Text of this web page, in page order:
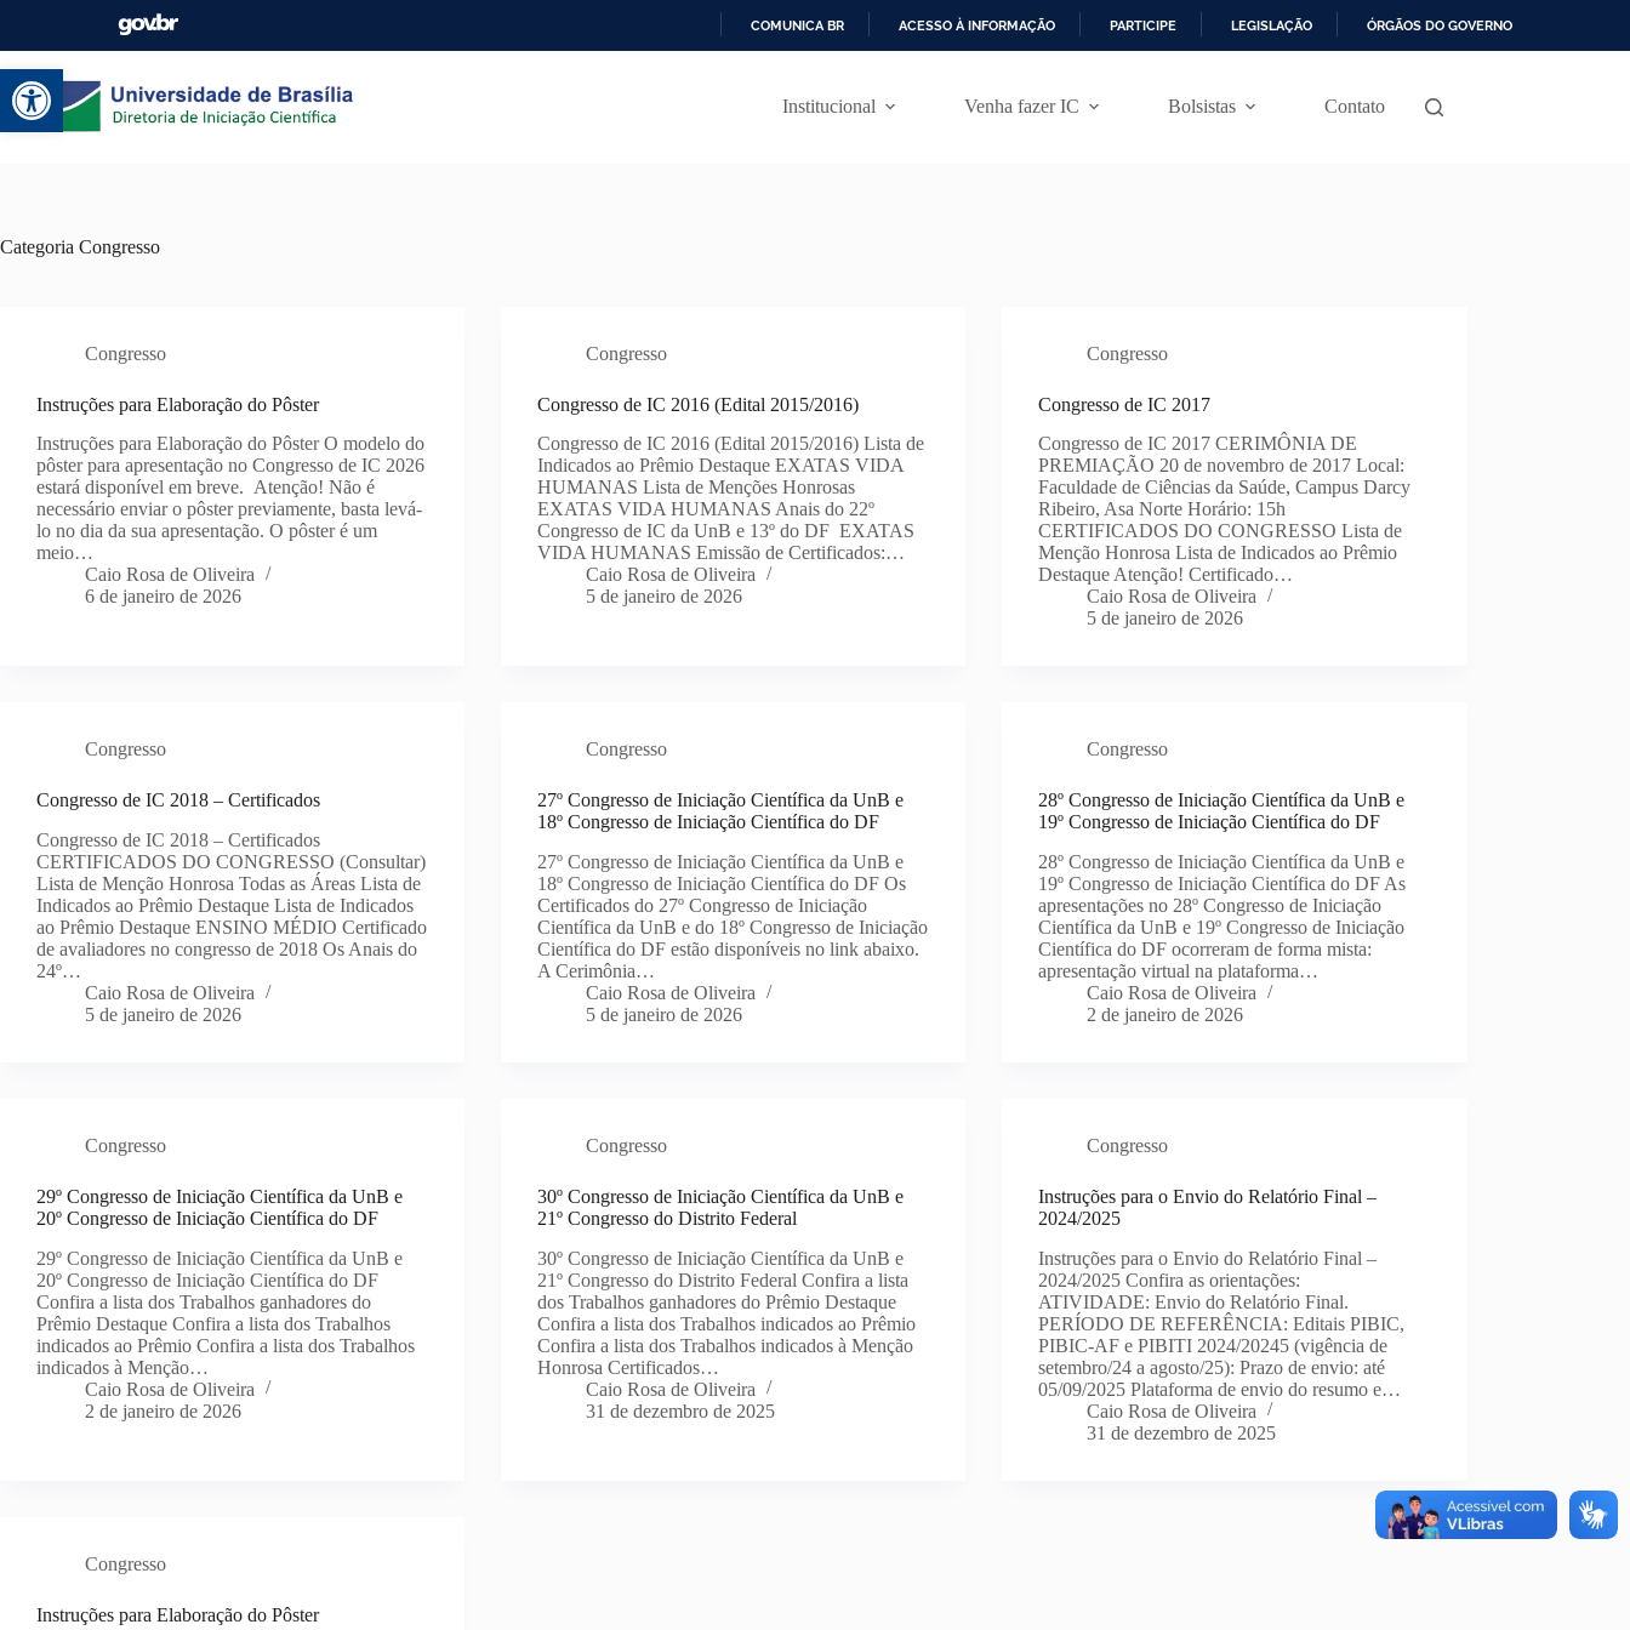
Abrir a barra de ferramentas
P
COMUNICA BR ACESSO À INFORMAÇÃO PARTICIPE LEGISLAÇÃO ÓRGÃOS DO GOVERNO
Institucional Venha fazer IC Bolsistas Contato
Categoria Congresso
Congresso
Instruções para Elaboração do Pôster
Instruções para Elaboração do Pôster O modelo do
pôster para apresentação no Congresso de IC 2026
estará disponível em breve. Atenção! Não é
necessário enviar o pôster previamente, basta levá-
lo no dia da sua apresentação. O pôster é um
meio…
Caio Rosa de Oliveira
6 de janeiro de 2026
Congresso
Congresso de IC 2016 (Edital 2015/2016)
Congresso de IC 2016 (Edital 2015/2016) Lista de
Indicados ao Prêmio Destaque EXATAS VIDA
HUMANAS Lista de Menções Honrosas
EXATAS VIDA HUMANAS Anais do 22º
Congresso de IC da UnB e 13º do DF EXATAS
VIDA HUMANAS Emissão de Certificados:…
Caio Rosa de Oliveira
5 de janeiro de 2026
Congresso
Congresso de IC 2017
Congresso de IC 2017 CERIMÔNIA DE
PREMIAÇÃO 20 de novembro de 2017 Local:
Faculdade de Ciências da Saúde, Campus Darcy
Ribeiro, Asa Norte Horário: 15h
CERTIFICADOS DO CONGRESSO Lista de
Menção Honrosa Lista de Indicados ao Prêmio
Destaque Atenção! Certificado…
Caio Rosa de Oliveira
5 de janeiro de 2026
Congresso
Congresso de IC 2018 – Certificados
Congresso de IC 2018 – Certificados
CERTIFICADOS DO CONGRESSO (Consultar)
Lista de Menção Honrosa Todas as Áreas Lista de
Indicados ao Prêmio Destaque Lista de Indicados
ao Prêmio Destaque ENSINO MÉDIO Certificado
de avaliadores no congresso de 2018 Os Anais do
24º…
Caio Rosa de Oliveira
5 de janeiro de 2026
Congresso
27º Congresso de Iniciação Científica da UnB e
18º Congresso de Iniciação Científica do DF
27º Congresso de Iniciação Científica da UnB e
18º Congresso de Iniciação Científica do DF Os
Certificados do 27º Congresso de Iniciação
Científica da UnB e do 18º Congresso de Iniciação
Científica do DF estão disponíveis no link abaixo.
A Cerimônia…
Caio Rosa de Oliveira
5 de janeiro de 2026
Congresso
28º Congresso de Iniciação Científica da UnB e
19º Congresso de Iniciação Científica do DF
28º Congresso de Iniciação Científica da UnB e
19º Congresso de Iniciação Científica do DF As
apresentações no 28º Congresso de Iniciação
Científica da UnB e 19º Congresso de Iniciação
Científica do DF ocorreram de forma mista:
apresentação virtual na plataforma…
Caio Rosa de Oliveira
2 de janeiro de 2026
Congresso
29º Congresso de Iniciação Científica da UnB e
20º Congresso de Iniciação Científica do DF
29º Congresso de Iniciação Científica da UnB e
20º Congresso de Iniciação Científica do DF
Confira a lista dos Trabalhos ganhadores do
Prêmio Destaque Confira a lista dos Trabalhos
indicados ao Prêmio Confira a lista dos Trabalhos
indicados à Menção…
Caio Rosa de Oliveira
2 de janeiro de 2026
Congresso
30º Congresso de Iniciação Científica da UnB e
21º Congresso do Distrito Federal
30º Congresso de Iniciação Científica da UnB e
21º Congresso do Distrito Federal Confira a lista
dos Trabalhos ganhadores do Prêmio Destaque
Confira a lista dos Trabalhos indicados ao Prêmio
Confira a lista dos Trabalhos indicados à Menção
Honrosa Certificados…
Caio Rosa de Oliveira
31 de dezembro de 2025
Congresso
Instruções para o Envio do Relatório Final –
2024/2025
Instruções para o Envio do Relatório Final –
2024/2025 Confira as orientações:
ATIVIDADE: Envio do Relatório Final.
PERÍODO DE REFERÊNCIA: Editais PIBIC,
PIBIC-AF e PIBITI 2024/20245 (vigência de
setembro/24 a agosto/25): Prazo de envio: até
05/09/2025 Plataforma de envio do resumo e…
Caio Rosa de Oliveira
31 de dezembro de 2025
Congresso
Instruções para Elaboração do Pôster